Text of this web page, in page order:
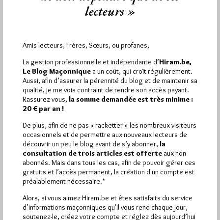
Cette Masonic Home of Missouri (www.mohome.org) à
Columbia est représentative d'une certaine activité
philanthropique maçonnique américaine. Celle-ci peut être
orientée…
DansMaçonniques 0 commentaire
lecteurs »
Amis lecteurs, Frères, Sœurs, ou profanes,
La gestion professionnelle et indépendante d’Hiram.be,
Le Blog Maçonnique a un coût, qui croît régulièrement.
Aussi, afin d’assurer la pérennité du blog et de maintenir sa
qualité, je me vois contraint de rendre son accès payant.
Rassurez-vous, la somme demandée est très minime :
20 € par an !
De plus, afin de ne pas « racketter » les nombreux visiteurs
occasionnels et de permettre aux nouveaux lecteurs de
découvrir un peu le blog avant de s’y abonner, la
consultation de trois articles est offerte aux non
abonnés. Mais dans tous les cas, afin de pouvoir gérer ces
gratuits et l’accès permanent, la création d'un compte est
préalablement nécessaire.*
Alors, si vous aimez Hiram.be et êtes satisfaits du service
d’informations maçonniques qu'il vous rend chaque jour,
soutenez-le, créez votre compte et réglez dès aujourd’hui